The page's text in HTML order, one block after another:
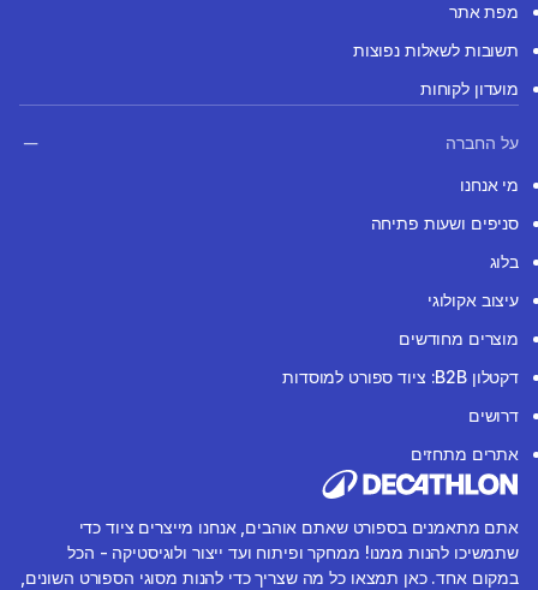
מפת אתר
תשובות לשאלות נפוצות
מועדון לקוחות
על החברה
מי אנחנו
סניפים ושעות פתיחה
בלוג
עיצוב אקולוגי
מוצרים מחודשים
דקטלון B2B: ציוד ספורט למוסדות
דרושים
אתרים מתחזים
אתם מתאמנים בספורט שאתם אוהבים, אנחנו מייצרים ציוד כדי
שתמשיכו להנות ממנו! ממחקר ופיתוח ועד ייצור ולוגיסטיקה - הכל
במקום אחד. כאן תמצאו כל מה שצריך כדי להנות מסוגי הספורט השונים,